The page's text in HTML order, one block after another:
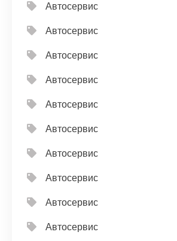
Автосервис
Автосервис
Автосервис
Автосервис
Автосервис
Автосервис
Автосервис
Автосервис
Автосервис
Автосервис